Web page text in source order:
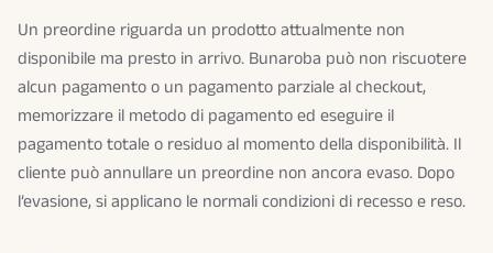
Un preordine riguarda un prodotto attualmente non
disponibile ma presto in arrivo. Bunaroba può non riscuotere
alcun pagamento o un pagamento parziale al checkout,
memorizzare il metodo di pagamento ed eseguire il
pagamento totale o residuo al momento della disponibilità. Il
cliente può annullare un preordine non ancora evaso. Dopo
l’evasione, si applicano le normali condizioni di recesso e reso.